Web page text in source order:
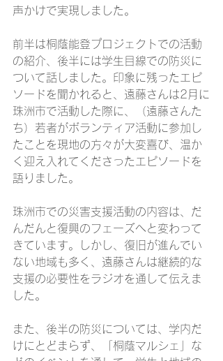
声かけで実現しました。
前半は桐蔭能登プロジェクトでの活動
の紹介、後半には学生目線での防災に
ついて話しました。印象に残ったエピ
ソードを聞かれると、遠藤さんは2月に
珠洲市で活動した際に、（遠藤さんた
ち）若者がボランティア活動に参加し
たことを現地の方々が大変喜び、温か
く迎え入れてくださったエピソードを
語りました。
珠洲市での災害支援活動の内容は、だ
んだんと復興のフェーズへと変わって
きています。しかし、復旧が進んでい
ない地域も多く、遠藤さんは継続的な
支援の必要性をラジオを通して伝えま
した。
また、後半の防災については、学内だ
けにとどまらず、「桐蔭マルシェ」な